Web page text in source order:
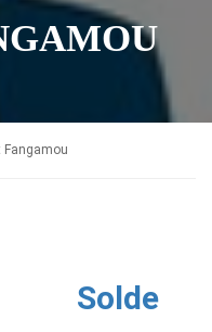
Fangamou
Solde